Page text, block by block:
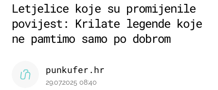
Letjelice koje su promijenile
povijest: Krilate legende koje
ne pamtimo samo po dobrom
punkufer.hr
29.07.2025 08:40